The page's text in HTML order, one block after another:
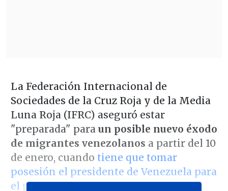
La Federación Internacional de
Sociedades de la Cruz Roja y de la Media
Luna Roja (IFRC) aseguró estar
"preparada" para un posible nuevo éxodo
de migrantes venezolanos a partir del 10
de enero, cuando tiene que tomar
posesión el presidente de Venezuela para
el periodo 2025-2031.